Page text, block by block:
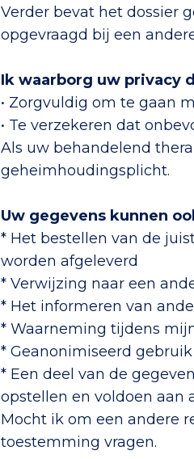
Verder bevat het dossier
opgevraagd bij een
Ik waarborg uw privacy
• Zorgvuldig om te gaan
• Te verzekeren dat
Als uw behandelend
geheimhoudingsplicht.
Uw gegevens kunnen
* Het bestellen van de
worden afgeleverd
* Verwijzing naar een
* Het informeren van
* Waarneming tijdens
* Geanonimiseerd
* Een deel van de
opstellen en voldoen aan
Mocht ik om een andere
toestemming vragen.